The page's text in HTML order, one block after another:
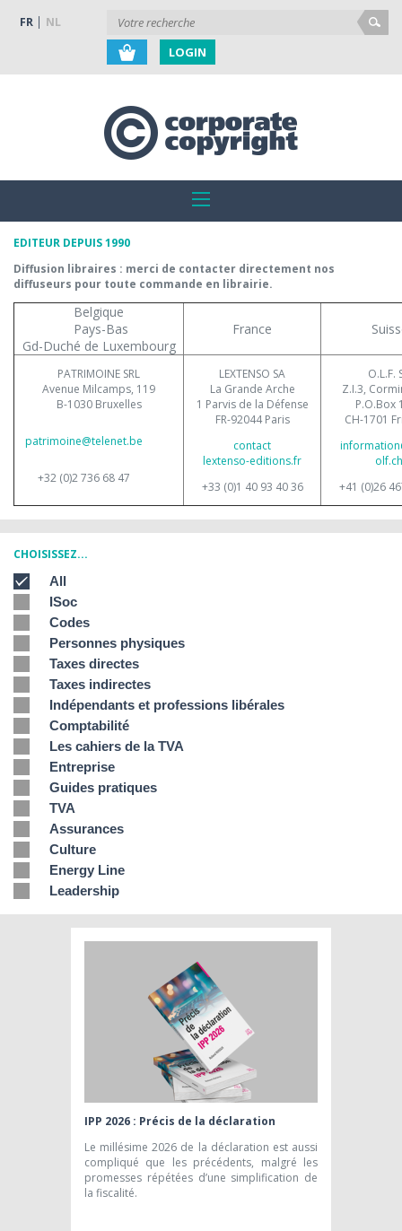
FR NL
LOGIN
EDITEUR DEPUIS 1990
Diffusion libraires : merci de contacter directement nos
diffuseurs pour toute commande en librairie.
Belgique
Pays-Bas
Gd-Duché de Luxembourg
France
PATRIMOINE SRL
Avenue Milcamps, 119
B-1030 Bruxelles
patrimoine@telenet.be
+32 (0)2 736 68 47
LEXTENSO SA
La Grande Arche
1 Parvis de la Défense
FR-92044 Paris
contact
lextenso-editions.fr
+33 (0)1 40 93 40 36
O.L.F.
Z.I.3,
P.O.Box
CH-1701
olf.ch
+41 (0)26
CHOISISSEZ...
All
ISoc
Codes
Personnes physiques
Taxes directes
Taxes indirectes
Indépendants et professions libérales
Comptabilité
Les cahiers de la TVA
Entreprise
Guides pratiques
TVA
Assurances
Culture
Energy Line
Leadership
IPP 2026 : Précis de la déclaration
Le millésime 2026 de la déclaration est aussi
compliqué que les précédents, malgré les
promesses répétées d’une simplification de
la fiscalité.